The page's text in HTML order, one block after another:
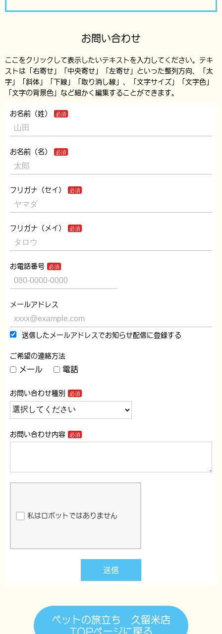
お問い合わせ
ここをクリックして表示したいテキストを入力してください。テキ
ストは「右寄せ」「中央寄せ」「左寄せ」といった整列方向、「太
字」「斜体」「下線」「取り消し線」、「文字サイズ」「文字色」
「文字の背景色」など細かく編集することができます。
お名前（姓）
お名前（名）
フリガナ（セイ）
フリガナ（メイ）
お電話番号
メールアドレス
送信したメールアドレスでお知らせ配信に登録する
ご希望の連絡方法
メール 電話
お問い合わせ種別
お問い合わせ内容
私はロボットではありません
送信
ペットの旅立ち 久留米店
TOPページに戻る